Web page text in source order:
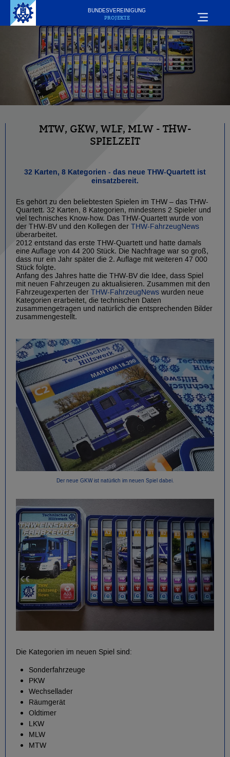
BUNDESVEREINIGUNG
PROJEKTE
MTW, GKW, WLF, MLW - THW-
SPIELZEIT
32 Karten, 8 Kategorien - das neue THW-Quartett ist
einsatzbereit.
Es gehört zu den beliebtesten Spielen im THW – das THW-
Quartett. 32 Karten, 8 Kategorien, mindestens 2 Spieler und
viel technisches Know-how. Das THW-Quartett wurde von
der THW-BV und den Kollegen der THW-FahrzeugNews
überarbeitet.
2012 entstand das erste THW-Quartett und hatte damals
eine Auflage von 44 200 Stück. Die Nachfrage war so groß,
dass nur ein Jahr später die 2. Auflage mit weiteren 47 000
Stück folgte.
Anfang des Jahres hatte die THW-BV die Idee, dass Spiel
mit neuen Fahrzeugen zu aktualisieren. Zusammen mit den
Fahrzeugexperten der THW-FahrzeugNews wurden neue
Kategorien erarbeitet, die technischen Daten
zusammengetragen und natürlich die entsprechenden Bilder
zusammengestellt.
Der neue GKW ist natürlich im neuen Spiel dabei.
Die Kategorien im neuen Spiel sind:
Sonderfahrzeuge
PKW
Wechsellader
Räumgerät
Oldtimer
LKW
MLW
MTW